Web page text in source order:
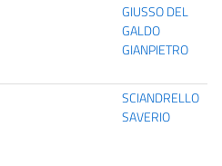
GIUSSO DEL
GALDO
GIANPIETRO
SCIANDRELLO
SAVERIO